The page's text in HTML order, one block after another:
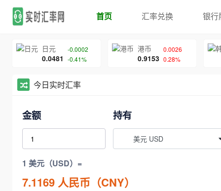
首页 汇率兑换 银行
日元
0.0481
-0.0002
-0.41%
港币
0.9153
0.0026
0.28%
今日实时汇率
金额 持有
美元 USD
1 美元（USD）=
7.1169 人民币（CNY）